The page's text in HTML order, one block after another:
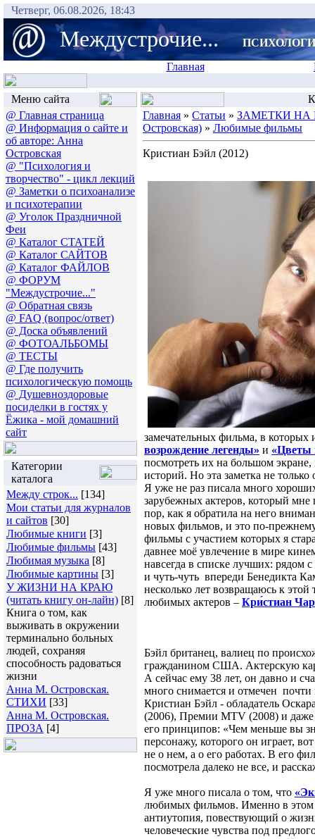
Четверг, 06.08.2026, 18:43
Междустрочие...
Главная
Меню сайта
@ Главная страница
@ Информация о сайте и
об авторе: Анна
Островская
@ "Психология и
творчество" - цикл лекций
@ Заметки о психоанализе
и психотерапии
@ Уголок Праздничной
Феи
@ Каталог СТАТЕЙ
@ Каталог САЙТОВ
@ Каталог ФАЙЛОВ
@ ФОРУМ
"Междустрочие..."
@ Обратная связь
@ FAQ (вопрос/ответ)
@ Доска объявлений
@ ФОТОАЛЬБОМЫ
@ ТЕСТЫ
@ Где получить
психологическую помощь
@ Душевноздоровые
посиделки в гостях у
Ёжика - мой домашний
сайт
Категории
каталога
Между строк... [134]
Мои статьи для журналов
и сайтов [30]
Любимые книги [3]
Любимые фильмы [43]
Любимая музыка [8]
Любимые картины [3]
У ЖИЗНИ НА КРАЮ
(читать книгу он-лайн) [8]
Книга о том, как
выживать в окружении
терминально больных
людей, сохраняя
способность радоваться
жизни
Анна М. Островская.
СТИХИ [33]
Анна М. Островская.
ПРОЗА [4]
Главная » Статьи » ЗАМЕТКИ НА
Островская) » Любимые фильмы
Кристиан Бэйл (2012)
замечательных фильма, в которых
возрождение легенды» и «Цветы
посмотреть их на большом
историй. Но эта заметка не только
Я уже не раз писала много
зарубежных актеров, который мне
пор, как я обратила на него
новых фильмов, и это по-
фильмы с участием которых я
давнее моё увлечение в мире
навсегда в списке лучших:
и чуть-чуть впереди Бенедикта
несколько лет возвращаюсь к
любимых актеров – Кри́стиан
Бэйл британец, валиец по
гражданином США. Актерскую
А сейчас ему 38 лет, он давно и
много снимается и отмечен
Кристиан Бэйл - обладатель
(2006), Премии MTV (2008) и
его принципов: «Чем меньше вы
персонажу, которого он играет,
не о нем, а о его работах. В его
посмотрела далеко не все, и
Я уже много писала о том, что
любимых фильмов. Именно в этом
антиутопия, повествующий о
человеческие чувства под